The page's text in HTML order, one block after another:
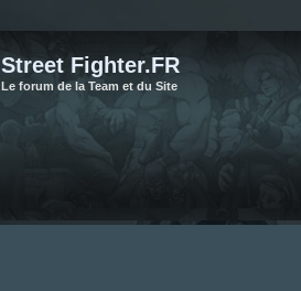
Street Fighter.FR
Le forum de la Team et du Site